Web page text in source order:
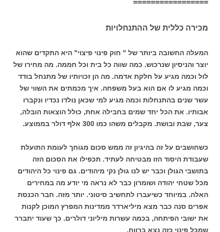
מכירה כללית של ההתנחלויות
המעלה החשובה ביותר של " חוק פינוי פיצוי" היא התקדים שהוא
יוצר והניסיון שנרכוש. כמה שווה כל בית וכל חממה. מה מחירו של
לול וכמה מגיע על חלקת אדמה. מה הן זכויותיו של מתנחל בודד
וכמה מגיע לו אם הוא בעל משפחה. איך מכמתים את השווי של
עשר שנים בהתנחלות וכמה מגיע למי שכאן נולדו נכדיו ונקברו
אבותיו. את הכל יחד שמים בחבילה אחת, כולל הוצאות הובלה,
צער, שבת ובושת. מקבלים משהו כמו 300 אלף דולר בממוצע.
כשחושבים על זה בהיגיון זה ממש סכום מגוחך לעומת התועלת
שעבודת היסוד הזו מבטיחה לעתיד. תכפילו את הסכום הזה
בתושבי הגולן וכבר יש לנו גולן נקי מיהודים. גם פינוי כל היהודים
מכל שטחי יהודה ושומרון כבר לא נראה מי יודע מה במחירים
האלה. במיוחד כשיעברו לתחשיב סיטוני. יותר מזה. חבר הכנסת
אפרים סנה כבר מצא מיליארדר ממדינות המפרץ המוכן לקנות
את ישובי הפיתחה, בכמה עשרות מיליוני דולרים. כך שעוד יתברר
שמכל פינוי כזה נצא ברווח.